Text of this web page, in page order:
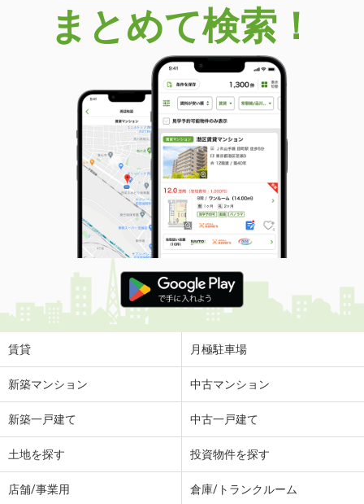
滋賀県大津市本宮２丁目
価 格
1,290万円
滋賀県大津市本宮２丁目
76.93m²
土地面積 75.62m²
滋賀県大津市本宮２丁目
価 格
1,290万円
住 所
滋賀県大津市本宮２丁目
建物面積 76.93m²
土地面積 75.62m²
滋賀県甲賀市甲南町耕心４
価 格
980万円
住 所
滋賀県甲賀市甲南町耕心４
建物面積
161.71m²
滋賀県野洲市吉地
3,490万円
162.44m²
まとめて検索！
賃貸 月極駐車場
新築マンション 中古マンション
新築一戸建て 中古一戸建て
土地を探す 投資物件を探す
店舗/事業用 倉庫/トランクルーム